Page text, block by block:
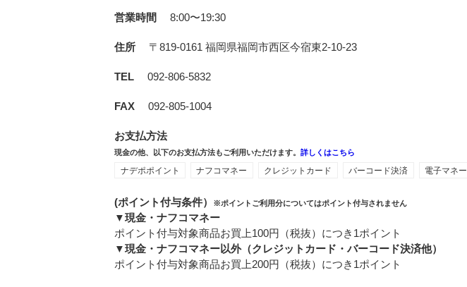
営業時間 8:00〜19:30
住所 〒819-0161 福岡県福岡市西区今宿東2-10-23
TEL 092-806-5832
FAX 092-805-1004
お支払方法
現金の他、以下のお支払方法もご利用いただけます。詳しくはこちら
ナデポポイント ナフコマネー クレジットカード バーコード決済 電子マネー
(ポイント付与条件） ※ポイントご利用分についてはポイント付与されません
▼現金・ナフコマネー
ポイント付与対象商品お買上100円（税抜）につき1ポイント
▼現金・ナフコマネー以外（クレジットカード・バーコード決済他）
ポイント付与対象商品お買上200円（税抜）につき1ポイント